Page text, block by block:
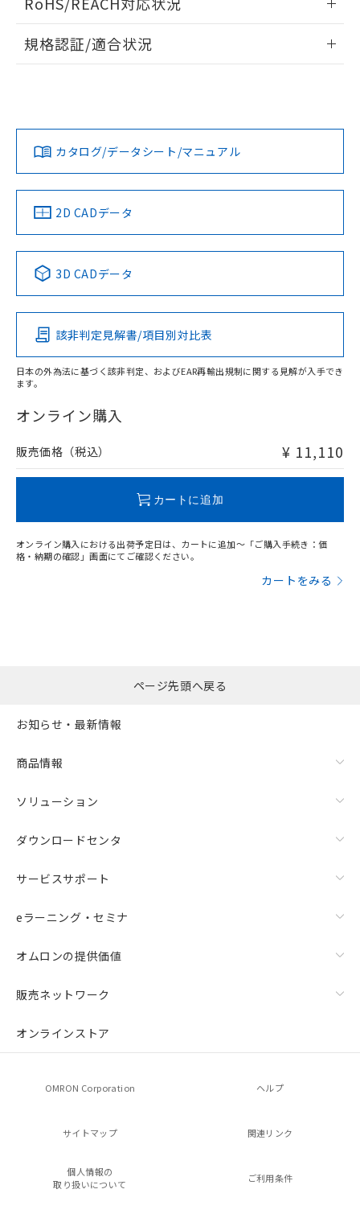
A: 25mm以上、B: 20mm以上
上、n: 18mm以上
検出領域
漏れ電流特性
ドすることができます。
ログイン/会員登録
ダウンロードデータをご利用いただく前に、以下を必ずお読
みください。
ソフトウェアの使用条件
EU RoHS 注意事項・凡例
対応済み
中国 RoHS 注意事項・凡例
Pb Hg Cd Cr(VI)
O
在庫等で未対応品が混在する可能性があります。
問い合わせください。
規格認証/適合状況
LR型式承認
（イギリス
船舶規格）
DNV型式承認
（ノルウェー
BV型式承認
（フランス
KR型式
（韓国
No No No No
この製品の規格認証/適合状況ページへ
その他の認証はこちらのページからご検索ください
カタログ/データシート/マニュアル
2D CADデータ
3D CADデータ
該非判定見解書/項目別対比表
日本の外為法に基づく該非判定、およびEAR再輸出規制に関する見解が入手でき
ます。
オンライン購入
販売価格（税込） ¥ 11,110
カートに追加
オンライン購入における出荷予定日は、カートに追加～「ご購入手続き：価
格・納期の確認」画面にてご確認ください。
カートをみる
す。
ページ先頭へ戻る
お知らせ・最新情報
商品情報
ソリューション
ダウンロードセンタ
サービスサポート
eラーニング・セミナ
オムロンの提供価値
販売ネットワーク
オンラインストア
OMRON Corporation ヘルプ
サイトマップ 関連リンク
個人情報の
取り扱いについて
ご利用条件